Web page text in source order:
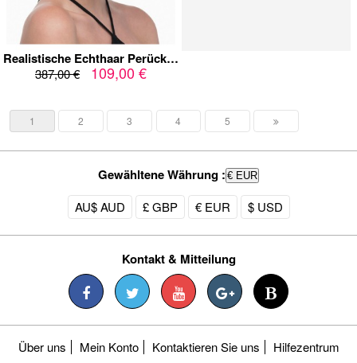
Realistische Echthaar Perücke für Damen – Kurzer blonder Pixie-Schnitt, maschinell gefertigt, natürlicher Fall & hoher Tragekomf
387,00 € 109,00 €
1 2 3 4 5
Gewähltene Währung : € EUR
AU$ AUD £ GBP € EUR $ USD
Kontakt & Mitteilung
Über uns Mein Konto Kontaktieren Sie uns Hilfezentrum